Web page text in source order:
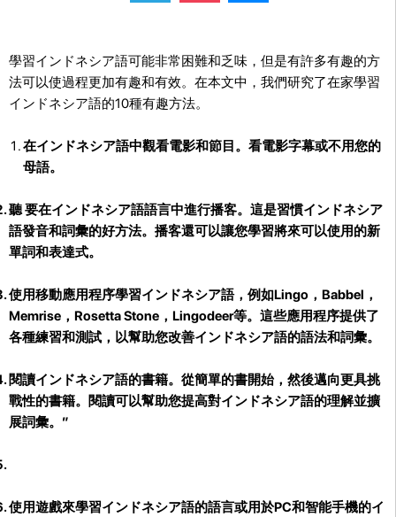
學習インドネシア語可能非常困難和乏味，但是有許多有趣的方
法可以使過程更加有趣和有效。在本文中，我們研究了在家學習
インドネシア語的10種有趣方法。
在インドネシア語中觀看電影和節目。看電影字幕或不用您的
母語。
聽 要在インドネシア語語言中進行播客。 這是習慣インドネシア
語發音和詞彙的好方法。播客還可以讓您學習將來可以使用的新
單詞和表達式。
使用移動應用程序學習インドネシア語，例如Lingo，Babbel，
Memrise，Rosetta Stone，Lingodeer等。這些應用程序提供了
各種練習和測試，以幫助您改善インドネシア語的語法和詞彙。
閱讀インドネシア語的書籍。 從簡單的書開始，然後邁向更具挑
戰性的書籍。閱讀可以幫助您提高對インドネシア語的理解並擴
展詞彙。”
使用遊戲來學習インドネシア語的語言或用於PC和智能手機的イ